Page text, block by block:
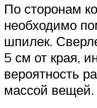
По сторонам
необходимо
шпилек.
5 см от края,
вероятность
массой вещей.